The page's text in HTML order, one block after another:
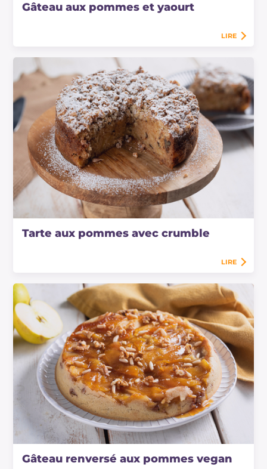
Gâteau aux pommes et yaourt
LIRE
Tarte aux pommes avec crumble
LIRE
Gâteau renversé aux pommes vegan